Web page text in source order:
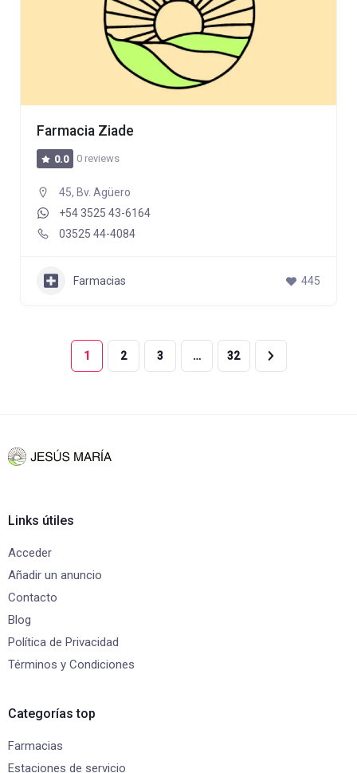
Farmacia Ziade
0.0 0 reviews
45, Bv. Agüero
+54 3525 43-6164
03525 44-4084
Farmacias 445
1 2 3 … 32
Links útiles
Acceder
Añadir un anuncio
Contacto
Blog
Política de Privacidad
Términos y Condiciones
Categorías top
Farmacias
Estaciones de servicio